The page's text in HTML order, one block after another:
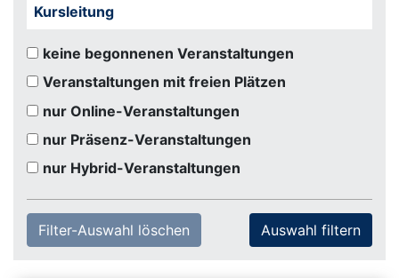
Kursleitung
keine begonnenen Veranstaltungen
Veranstaltungen mit freien Plätzen
nur Online-Veranstaltungen
nur Präsenz-Veranstaltungen
nur Hybrid-Veranstaltungen
Filter-Auswahl löschen